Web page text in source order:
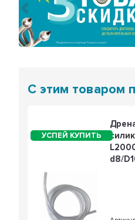
Предыдущий
С этим товаром
d8/